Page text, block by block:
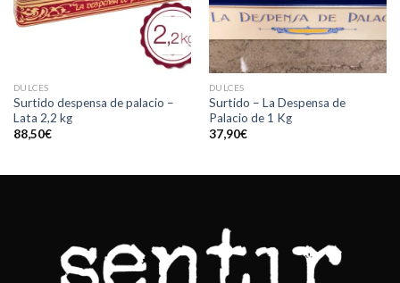
DULCES
Surtido despensa de palacio –
Lata 2,2 kg
88,50€
DULCES
Surtido – La Despensa de
Palacio de 1 Kg
37,90€